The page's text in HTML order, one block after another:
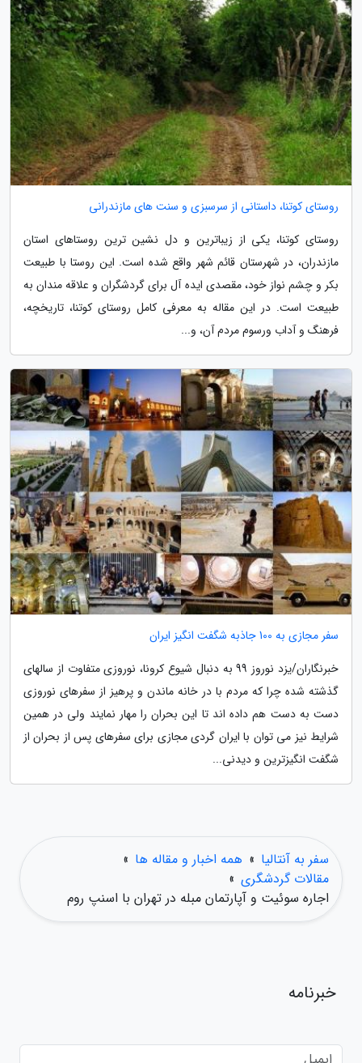
روستای کوتنا، داستانی از سرسبزی و سنت های مازندرانی
روستای کوتنا، یکی از زیباترین و دل نشین ترین روستاهای استان
مازندران، در شهرستان قائم شهر واقع شده است. این روستا با طبیعت
بکر و چشم نواز خود، مقصدی ایده آل برای گردشگران و علاقه مندان به
طبیعت است. در این مقاله به معرفی کامل روستای کوتنا، تاریخچه،
فرهنگ و آداب ورسوم مردم آن، و...
سفر مجازی به 100 جاذبه شگفت انگیز ایران
خبرنگاران/یزد نوروز 99 به دنبال شیوع کرونا، نوروزی متفاوت از سالهای
گذشته شده چرا که مردم با در خانه ماندن و پرهیز از سفرهای نوروزی
دست به دست هم داده اند تا این بحران را مهار نمایند ولی در همین
شرایط نیز می توان با ایران گردی مجازی برای سفرهای پس از بحران از
شگفت انگیزترین و دیدنی...
سفر به آنتالیا » همه اخبار و مقاله ها »
مقالات گردشگری »
اجاره سوئیت و آپارتمان مبله در تهران با اسنپ روم
خبرنامه